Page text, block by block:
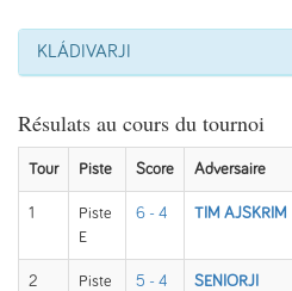
KLÁDIVARJI
Résulats au cours du tournoi
Tour Piste Score Adversaire
1
Piste
E
6 - 4 TIM AJSKRIM
2
Piste
5 - 4 SENIORJI